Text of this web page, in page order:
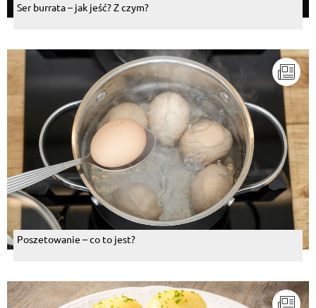
Ser burrata – jak jeść? Z czym?
Poszetowanie – co to jest?